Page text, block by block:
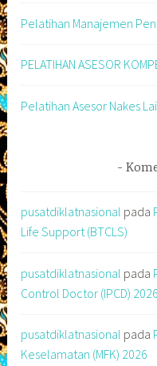
Pelatihan Manajemen
PELATIHAN ASESOR
Pelatihan Asesor Nakes
pusatdiklatnasional pada
Life Support (BTCLS)
pusatdiklatnasional pada
Control Doctor (IPCD) 2026
pusatdiklatnasional pada
Keselamatan (MFK) 2026